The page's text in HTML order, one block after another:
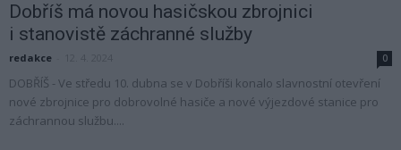
Dobříš má novou hasičskou zbrojnici
i stanovistě záchranné služby
redakce 0
DOBŘÍŠ - Ve středu 10. dubna se v Dobříši konalo slavnostní otevření
nové zbrojnice pro dobrovolné hasiče a nové výjezdové stanice pro
záchrannou službu....